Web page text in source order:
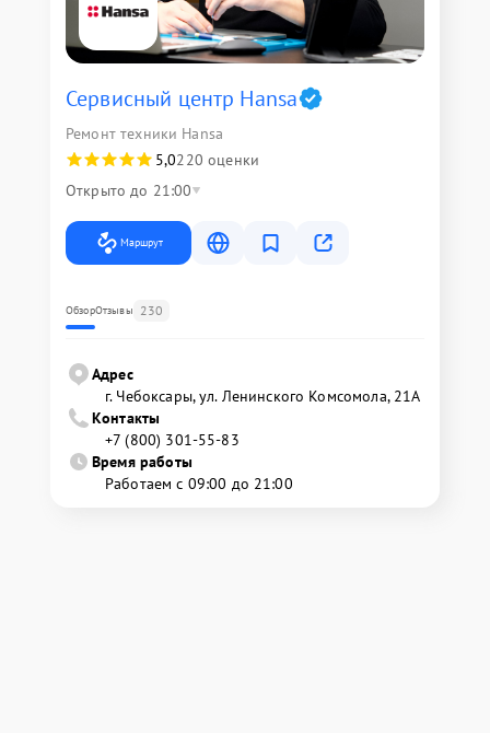
Сервисный центр Hansa
Ремонт техники Hansa
5,0220 оценки
Открыто до 21:00
Маршрут
ОбзорОтзывы 230
Адрес
г. Чебоксары, ул. Ленинского Комсомола, 21А
Контакты
+7 (800) 301-55-83
Время работы
Работаем с 09:00 до 21:00